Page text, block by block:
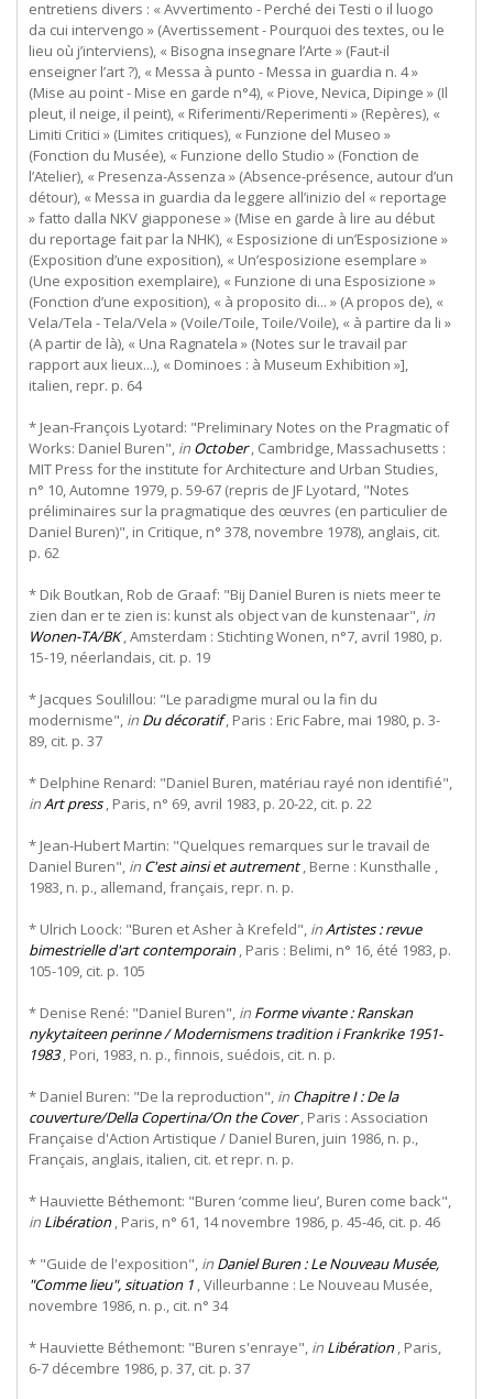
entretiens divers : « Avvertimento - Perché dei Testi o il luogo
da cui intervengo » (Avertissement - Pourquoi des textes, ou le
lieu où j’interviens), « Bisogna insegnare l’Arte » (Faut-il
enseigner l’art ?), « Messa à punto - Messa in guardia n. 4 »
(Mise au point - Mise en garde n°4), « Piove, Nevica, Dipinge » (Il
pleut, il neige, il peint), « Riferimenti/Reperimenti » (Repères), «
Limiti Critici » (Limites critiques), « Funzione del Museo »
(Fonction du Musée), « Funzione dello Studio » (Fonction de
l’Atelier), « Presenza-Assenza » (Absence-présence, autour d’un
détour), « Messa in guardia da leggere all’inizio del « reportage
» fatto dalla NKV giapponese » (Mise en garde à lire au début
du reportage fait par la NHK), « Esposizione di un’Esposizione »
(Exposition d’une exposition), « Un’esposizione esemplare »
(Une exposition exemplaire), « Funzione di una Esposizione »
(Fonction d’une exposition), « à proposito di... » (A propos de), «
Vela/Tela - Tela/Vela » (Voile/Toile, Toile/Voile), « à partire da li »
(A partir de là), « Una Ragnatela » (Notes sur le travail par
rapport aux lieux...), « Dominoes : à Museum Exhibition »],
italien, repr. p. 64
* Jean-François Lyotard: "Preliminary Notes on the Pragmatic of
Works: Daniel Buren", in October, Cambridge, Massachusetts :
MIT Press for the institute for Architecture and Urban Studies,
n° 10, Automne 1979, p. 59-67 (repris de JF Lyotard, "Notes
préliminaires sur la pragmatique des œuvres (en particulier de
Daniel Buren)", in Critique, n° 378, novembre 1978), anglais, cit.
p. 62
* Dik Boutkan, Rob de Graaf: "Bij Daniel Buren is niets meer te
zien dan er te zien is: kunst als object van de kunstenaar", in
Wonen-TA/BK, Amsterdam : Stichting Wonen, n°7, avril 1980, p.
15-19, néerlandais, cit. p. 19
* Jacques Soulillou: "Le paradigme mural ou la fin du
modernisme", in Du décoratif, Paris : Eric Fabre, mai 1980, p. 3-
89, cit. p. 37
* Delphine Renard: "Daniel Buren, matériau rayé non identifié",
inArt press, Paris, n° 69, avril 1983, p. 20-22, cit. p. 22
* Jean-Hubert Martin: "Quelques remarques sur le travail de
Daniel Buren", in C'est ainsi et autrement, Berne : Kunsthalle ,
1983, n. p., allemand, français, repr. n. p.
* Ulrich Loock: "Buren et Asher à Krefeld", inArtistes : revue
bimestrielle d'art contemporain, Paris : Belimi, n° 16, été 1983, p.
105-109, cit. p. 105
* Denise René: "Daniel Buren", in Forme vivante : Ranskan
nykytaiteen perinne / Modernismens tradition i Frankrike 1951-
1983, Pori, 1983, n. p., finnois, suédois, cit. n. p.
* Daniel Buren: "De la reproduction", in Chapitre I : De la
couverture/Della Copertina/On the Cover, Paris : Association
Française d'Action Artistique / Daniel Buren, juin 1986, n. p.,
Français, anglais, italien, cit. et repr. n. p.
* Hauviette Béthemont: "Buren ‘comme lieu’, Buren come back",
in Libération, Paris, n° 61, 14 novembre 1986, p. 45-46, cit. p. 46
* "Guide de l'exposition", in Daniel Buren : Le Nouveau Musée,
"Comme lieu", situation 1 , Villeurbanne : Le Nouveau Musée,
novembre 1986, n. p., cit. n° 34
* Hauviette Béthemont: "Buren s'enraye", in Libération, Paris,
6-7 décembre 1986, p. 37, cit. p. 37